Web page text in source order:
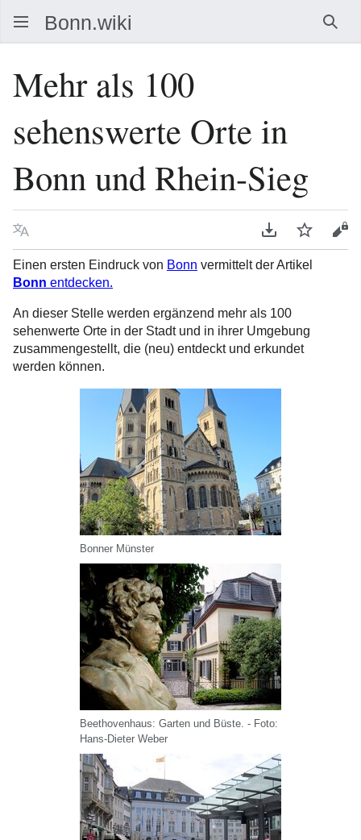
Mehr als 100
sehenswerte Orte in
Bonn und Rhein-Sieg
Sprache PDF
Einen ersten Eindruck von Bonn vermittelt der Artikel
Bonn entdecken.
An dieser Stelle werden ergänzend mehr als 100
sehenwerte Orte in der Stadt und in ihrer Umgebung
zusammengestellt, die (neu) entdeckt und erkundet
werden können.
Bonner Münster
Beethovenhaus: Garten und Büste. - Foto:
Hans-Dieter Weber